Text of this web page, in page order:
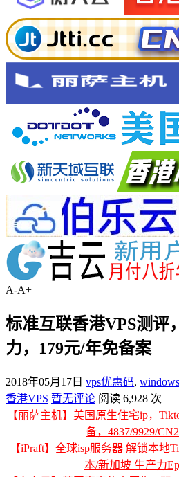
A-A+
标准互联香港VPS测评
力，179元/年免备案
2018年05月17日 vps优惠码,
香港VPS 暂无评论 阅读 6,928 次
【丽萨主机】美国原生住宅ip，
备，4837/9929/
【iPraft】全球isp服务器 解锁本地
本/新加坡 生产力